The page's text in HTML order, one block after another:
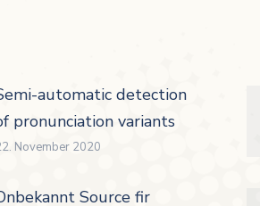
automatic detection
pronunciation variants
November 2020
Source fir